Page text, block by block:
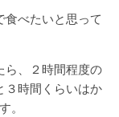
食べたいと思って
ら、２時間程度の
３時間くらいはか
。